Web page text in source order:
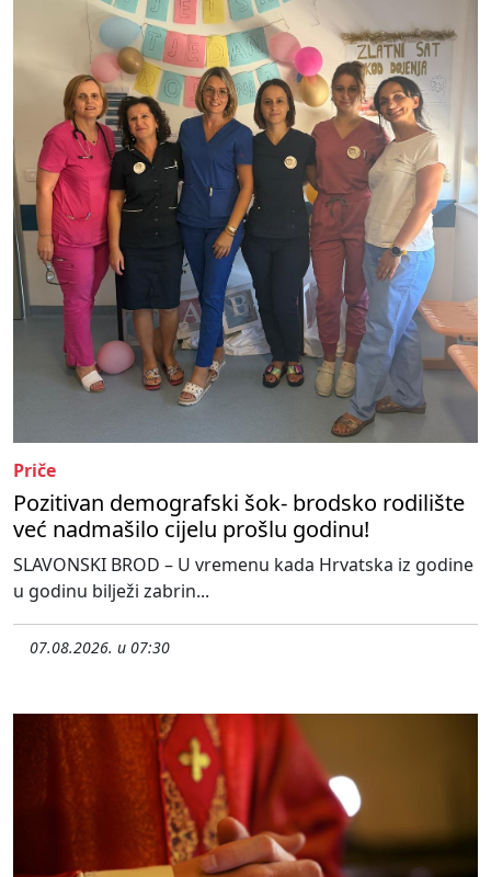
Priče
Pozitivan demografski šok- brodsko rodilište
već nadmašilo cijelu prošlu godinu!
SLAVONSKI BROD – U vremenu kada Hrvatska iz godine
u godinu bilježi zabrin...
07.08.2026. u 07:30